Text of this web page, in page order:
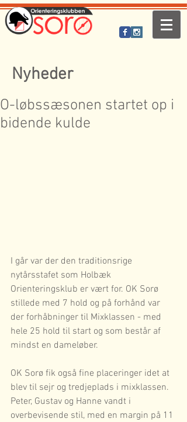
Nyheder
O-løbssæsonen startet op i
bidende kulde
I går var der den traditionsrige
nytårsstafet som Holbæk
Orienteringsklub er vært for. OK Sorø
stillede med 7 hold og på forhånd var
der forhåbninger til Mixklassen - med
hele 25 hold til start og som består af
mindst en dameløber.
OK Sorø fik også fine placeringer idet at
blev til sejr og tredjeplads i mixklassen.
Peter, Gustav og Hanne vandt i
overbevisende stil, med en margin på 11